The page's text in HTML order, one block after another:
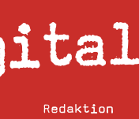
Redaktion